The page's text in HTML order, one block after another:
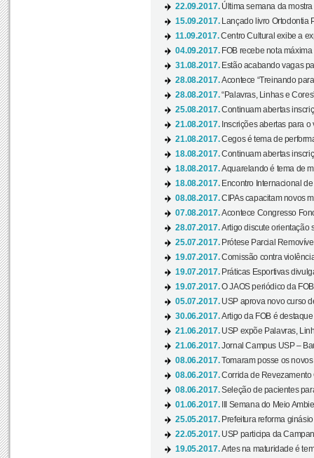
22.09.2017. Última semana da mostra
15.09.2017.
Lançado livro Ortodontia
11.09.2017.Centro Cultural exibe a
04.09.2017. FOB recebe nota
31.08.2017. Estão acabando vagas
28.08.2017.Acontece “Treinando
28.08.2017.“Palavras, Linhas e
25.08.2017.Continuam abertas
21.08.2017. Inscrições abertas para
21.08.2017.Cegos é tema de
18.08.2017.Continuam abertas
18.08.2017.Aquarelando é tema de
18.08.2017. Encontro Internacional
08.08.2017.CIPAs capacitam novos
07.08.2017.Acontece Congresso
28.07.2017.Artigo discute orientação
25.07.2017. Prótese Parcial
19.07.2017.Comissão contra
19.07.2017. Práticas Esportivas
19.07.2017.O JAOS periódico da
05.07.2017. USP aprova novo curso
30.06.2017.Artigo da FOB é
21.06.2017. USP expõe Palavras,
21.06.2017.Jornal Campus USP –
08.06.2017.Tomaram posse os
08.06.2017.Corrida de Revezamento
08.06.2017.Seleção de pacientes
01.06.2017.
III Semana do Meio
25.05.2017. Prefeitura reforma
22.05.2017. USP participa da
19.05.2017.Artes na maturidade é